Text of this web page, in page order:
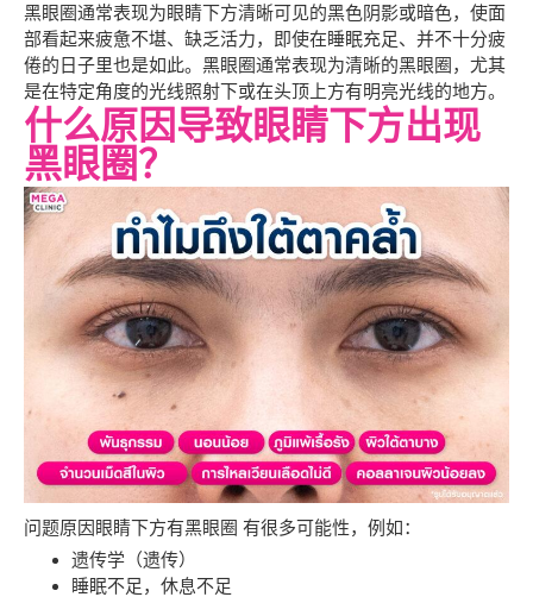
黑眼圈通常表现为眼睛下方清晰可见的黑色阴影或暗色，使面
部看起来疲惫不堪、缺乏活力，即使在睡眠充足、并不十分疲
倦的日子里也是如此。黑眼圈通常表现为清晰的黑眼圈，尤其
是在特定角度的光线照射下或在头顶上方有明亮光线的地方。
什么原因导致眼睛下方出现
黑眼圈？
问题原因 眼睛下方有黑眼圈 有很多可能性，例如：
遗传学（遗传）
睡眠不足，休息不足